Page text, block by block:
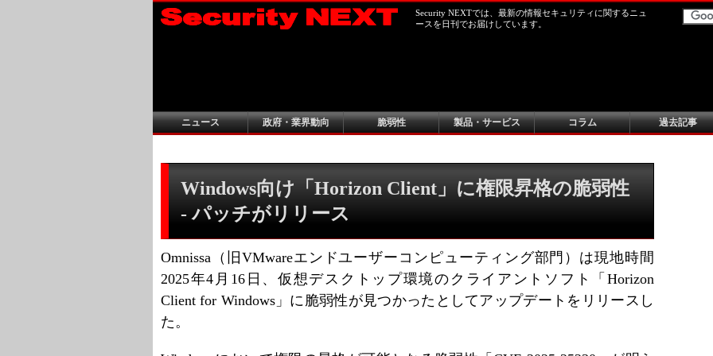
Security NEXTでは、最新の情報セキュリティに関するニュ
ースを日刊でお届けしています。
ニュース 政府・業界動向 脆弱性 製品・サービス コラム 過去記事
Windows向け「Horizon Client」に権限昇格の脆弱性
- パッチがリリース
Omnissa（旧VMwareエンドユーザーコンピューティング部門）は現地時間
2025年4月16日、仮想デスクトップ環境のクライアントソフト「Horizon
Client for Windows」に脆弱性が見つかったとしてアップデートをリリースし
た。